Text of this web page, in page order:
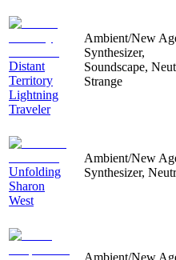
Distant
Territory
Lightning
Traveler
Ambient/New
Synthesizer,
Soundscape,
Strange
Unfolding
Sharon
West
Ambient/New
Synthesizer,
Ambient/New